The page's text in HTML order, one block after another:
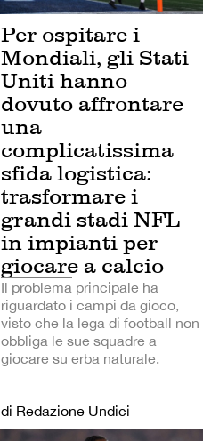
Per ospitare i
Mondiali, gli Stati
Uniti hanno
dovuto affrontare
una
complicatissima
sfida logistica:
trasformare i
grandi stadi NFL
in impianti per
giocare a calcio
Il problema principale ha
riguardato i campi da gioco,
visto che la lega di football non
obbliga le sue squadre a
giocare su erba naturale.
di Redazione Undici